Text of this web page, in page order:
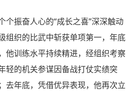
个振奋人心的“成长之喜”深深触动
组织的比武中斩获单项第一，年底
他训练水平持续精进，经组织考察
轻的机关参谋因备战打仗实绩突
去年底，凭借优异表现，他再次立